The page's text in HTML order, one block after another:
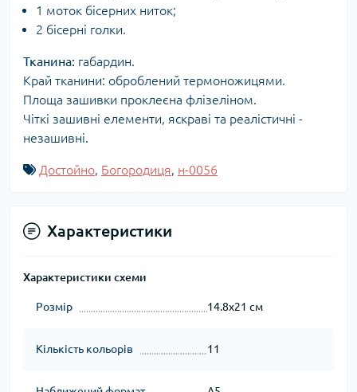
1 моток бісерних ниток;
2 бісерні голки.
Тканина: габардин.
Край тканини: оброблений термоножицями.
Площа зашивки проклеєна флізеліном.
Чіткі зашивні елементи, яскраві та реалістичні -
незашивні.
Достойно, Богородиця, н-0056
Характеристики
Характеристики схеми
Розмір 14.8x21 см
Кількість кольорів 11